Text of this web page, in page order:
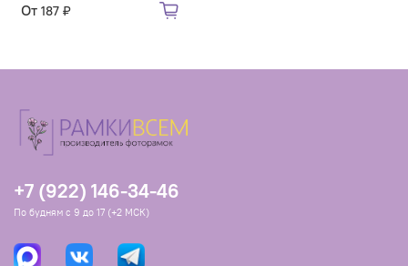
От 187 ₽
+7 (922) 146-34-46
По будням с 9 до 17 (+2 МСК)